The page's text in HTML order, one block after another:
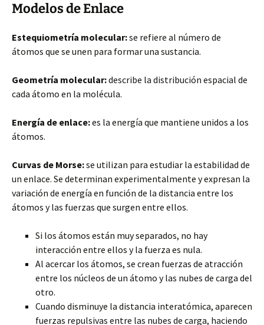
Modelos de Enlace
Estequiometría molecular:se refiere al número de
átomos que se unen para formar una sustancia.
Geometría molecular:describe la distribución espacial de
cada átomo en la molécula.
Energía de enlace:es la energía que mantiene unidos a los
átomos.
Curvas de Morse:se utilizan para estudiar la estabilidad de
un enlace. Se determinan experimentalmente y expresan la
variación de energía en función de la distancia entre los
átomos y las fuerzas que surgen entre ellos.
Si los átomos están muy separados, no hay
interacción entre ellos y la fuerza es nula.
Al acercar los átomos, se crean fuerzas de atracción
entre los núcleos de un átomo y las nubes de carga del
otro.
Cuando disminuye la distancia interatómica, aparecen
fuerzas repulsivas entre las nubes de carga, haciendo